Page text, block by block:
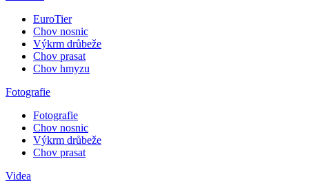
EuroTier
Chov nosnic
Výkrm drůbeže
Chov prasat
Chov hmyzu
Fotografie
Fotografie
Chov nosnic
Výkrm drůbeže
Chov prasat
Videa